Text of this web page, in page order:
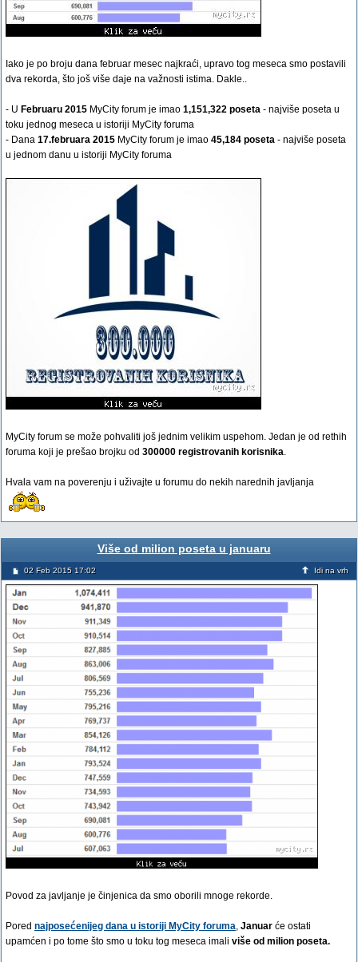
Iako je po broju dana februar mesec najkraći, upravo tog meseca smo postavili
dva rekorda, što još više daje na važnosti istima. Dakle..
- U Februaru 2015 MyCity forum je imao 1,151,322 poseta - najviše poseta u
toku jednog meseca u istoriji MyCity foruma
- Dana 17.februara 2015 MyCity forum je imao 45,184 poseta - najviše poseta
u jednom danu u istoriji MyCity foruma
MyCity forum se može pohvaliti još jednim velikim uspehom. Jedan je od rethih
foruma koji je prešao brojku od 300000 registrovanih korisnika.
Hvala vam na poverenju i uživajte u forumu do nekih narednih javljanja
Više od milion poseta u januaru
02 Feb 2015 17:02 Idi na vrh
Povod za javljanje je činjenica da smo oborili mnoge rekorde.
Pored najposećenijeg dana u istoriji MyCity foruma, Januar će ostati
upamćen i po tome što smo u toku tog meseca imali više od milion poseta.